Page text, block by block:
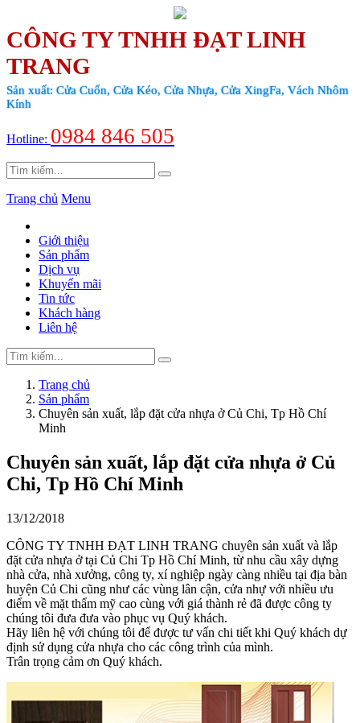
CÔNG TY TNHH ĐẠT LINH
TRANG
Sản xuất: Cửa Cuốn, Cửa Kéo, Cửa Nhựa, Cửa XingFa, Vách Nhôm
Kính
Hotline: 0984 846 505
Trang chủ Menu
Giới thiệu
Sản phẩm
Dịch vụ
Khuyến mãi
Tin tức
Khách hàng
Liên hệ
Trang chủ
Sản phẩm
Chuyên sản xuất, lắp đặt cửa nhựa ở Củ Chi, Tp Hồ Chí
Minh
Chuyên sản xuất, lắp đặt cửa nhựa ở Củ
Chi, Tp Hồ Chí Minh
13/12/2018
CÔNG TY TNHH ĐẠT LINH TRANG chuyên sản xuất và lắp
đặt cửa nhựa ở tại Củ Chi Tp Hồ Chí Minh, từ nhu cầu xây dựng
nhà cửa, nhà xưởng, công ty, xí nghiệp ngày càng nhiều tại địa bàn
huyện Củ Chi cũng như các vùng lân cận, cửa nhự với nhiều ưu
điểm về mặt thẩm mỹ cao cùng với giá thành rẻ đã được công ty
chúng tôi đưa đưa vào phục vụ Quý khách.
Hãy liên hệ với chúng tôi để được tư vấn chi tiết khi Quý khách dự
định sử dụng cửa nhựa cho các công trình của mình.
Trân trọng cảm ơn Quý khách.